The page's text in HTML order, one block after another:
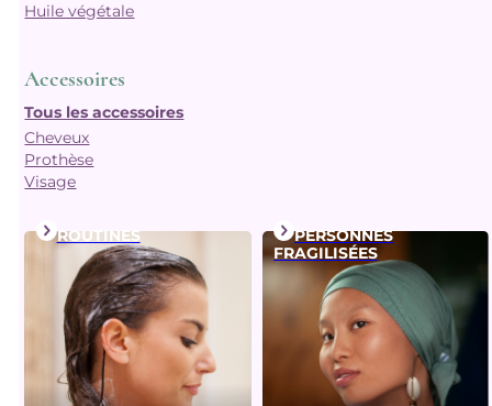
Huile végétale
Accessoires
Tous les accessoires
Cheveux
Prothèse
Visage
ROUTINES
PERSONNES
FRAGILISÉES